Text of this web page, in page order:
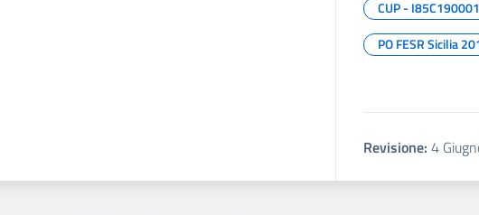
CUP -
PO FESR Sicilia
Revisione: 4